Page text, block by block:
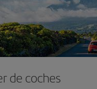
de coches